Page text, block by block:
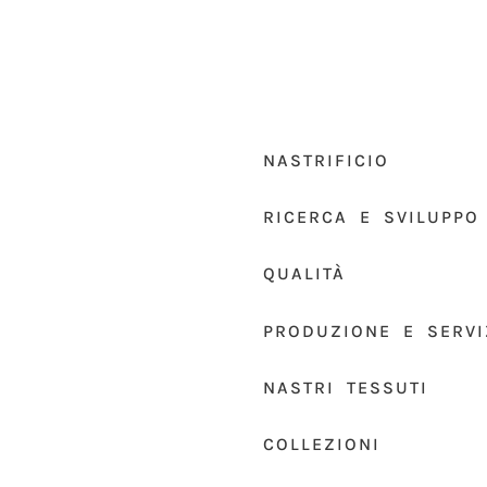
NASTRIFICIO
RICERCA E SVILUPPO
QUALITÀ
PRODUZIONE E
NASTRI TESSUTI
COLLEZIONI